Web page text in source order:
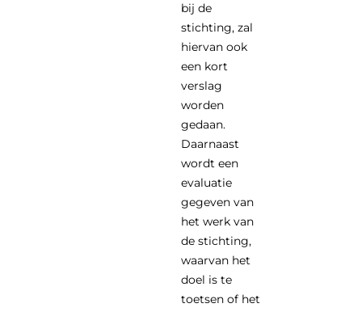
bij de
stichting, zal
hiervan ook
een kort
verslag
worden
gedaan.
Daarnaast
wordt een
evaluatie
gegeven van
het werk van
de stichting,
waarvan het
doel is te
toetsen of het